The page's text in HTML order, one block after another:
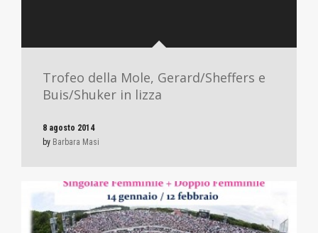
Trofeo della Mole, Gerard/Sheffers e
Buis/Shuker in lizza
8 agosto 2014
by Barbara Masi